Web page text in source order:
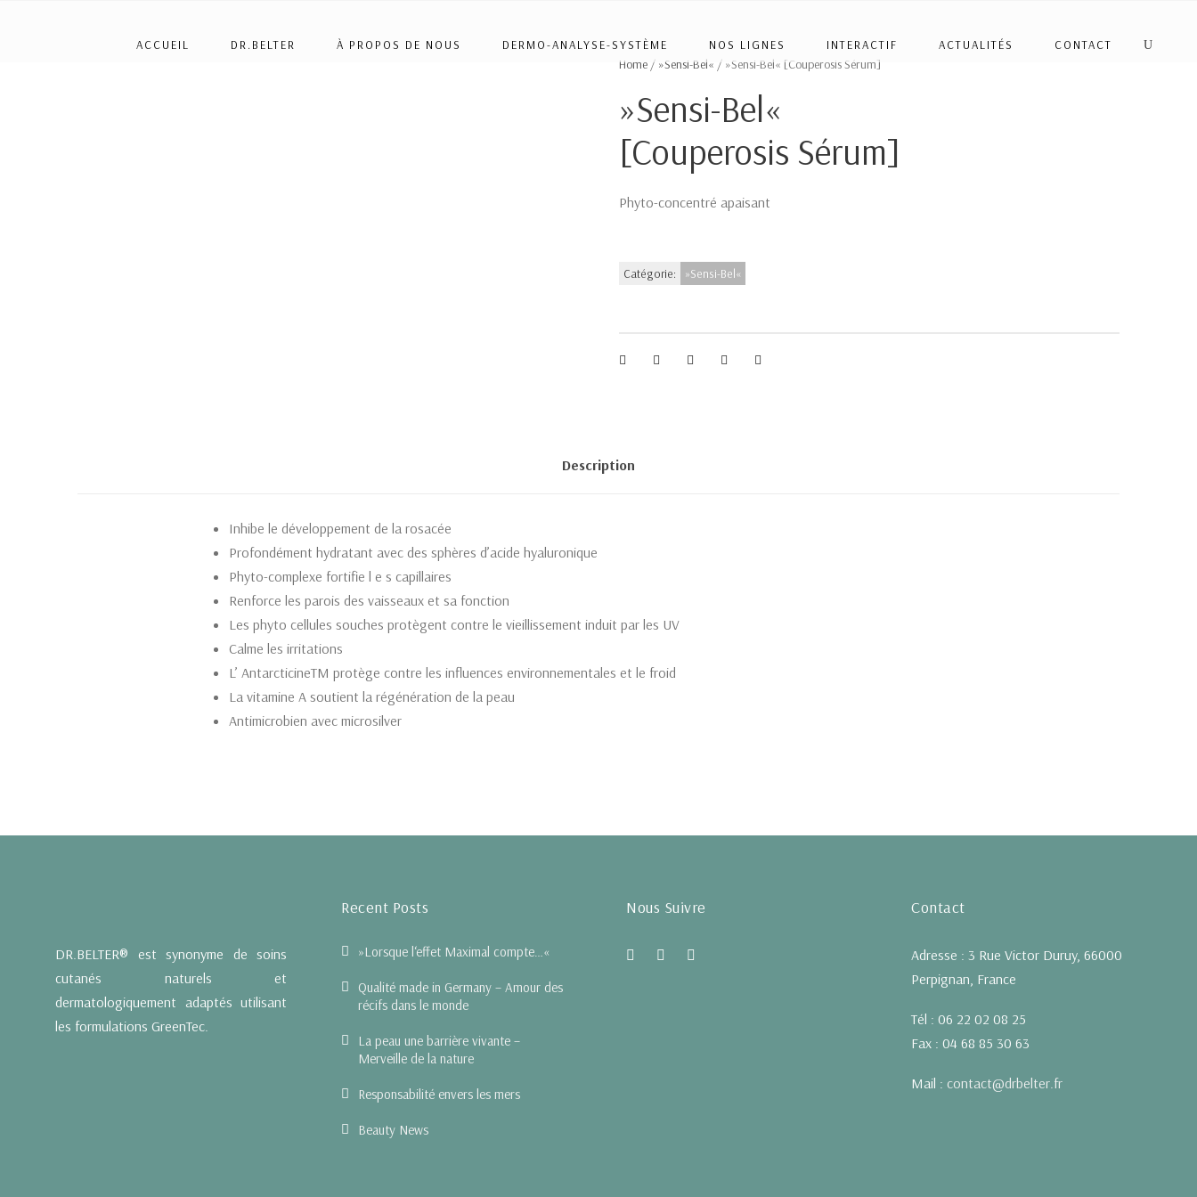
ACCUEIL DR.BELTER À PROPOS DE NOUS DERMO-ANALYSE-SYSTÈME NOS LIGNES INTERACTIF ACTUALITÉS CONTACT
Home / »Sensi-Bel« / »Sensi-Bel« [Couperosis Sérum]
»Sensi-Bel«
[Couperosis Sérum]
Phyto-concentré apaisant
Catégorie: »Sensi-Bel«
Description
Inhibe le développement de la rosacée
Profondément hydratant avec des sphères d’acide hyaluronique
Phyto-complexe fortifie l e s capillaires
Renforce les parois des vaisseaux et sa fonction
Les phyto cellules souches protègent contre le vieillissement induit par les UV
Calme les irritations
L’ AntarcticineTM protège contre les influences environnementales et le froid
La vitamine A soutient la régénération de la peau
Antimicrobien avec microsilver
DR.BELTER® est synonyme de soins
cutanés naturels et
dermatologiquement adaptés utilisant
les formulations GreenTec.
Recent Posts
»Lorsque l‘effet Maximal compte…«
Qualité made in Germany – Amour des
récifs dans le monde
La peau une barrière vivante –
Merveille de la nature
Responsabilité envers les mers
Beauty News
Nous Suivre Contact
Adresse : 3 Rue Victor Duruy, 66000
Perpignan, France
Tél : 06 22 02 08 25
Fax : 04 68 85 30 63
Mail : contact@drbelter.fr